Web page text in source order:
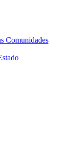
Comunidades